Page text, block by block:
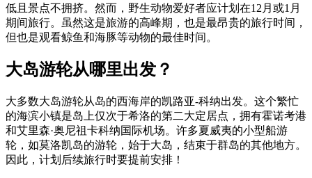
低且景点不拥挤。然而，野生动物爱好者应计划在12月或1月
期间旅行。虽然这是旅游的高峰期，也是最昂贵的旅行时间，
但也是观看鲸鱼和海豚等动物的最佳时间。
大岛游轮从哪里出发？
大多数大岛游轮从岛的西海岸的凯路亚-科纳出发。这个繁忙
的海滨小镇是岛上仅次于希洛的第二大定居点，拥有霍诺考港
和艾里森·奥尼祖卡科纳国际机场。许多夏威夷的小型船游
轮，如莫洛凯岛的游轮，始于大岛，结束于群岛的其他地方。
因此，计划后续旅行时要提前安排！